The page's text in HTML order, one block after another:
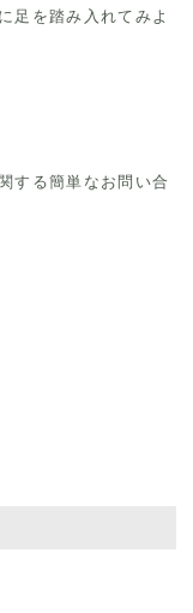
足を踏み入れてみよ
する簡単なお問い合